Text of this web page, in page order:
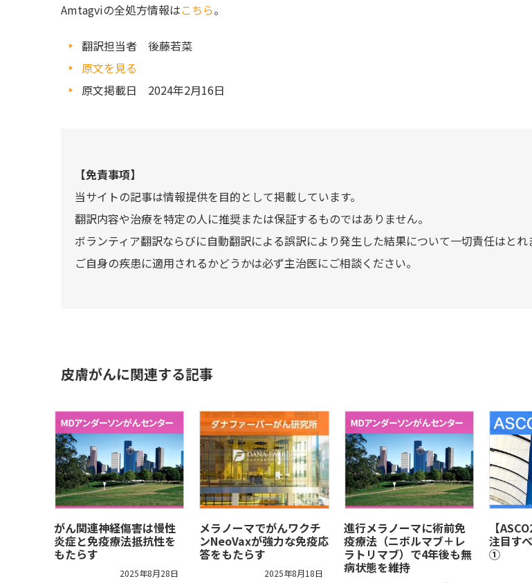
Amtagviの全処方情報はこちら。
翻訳担当者 後藤若菜
原文を見る
原文掲載日 2024年2月16日
【免責事項】
当サイトの記事は情報提供を目的として掲載しています。
翻訳内容や治療を特定の人に推奨または保証するものではありません。
ボランティア翻訳ならびに自動翻訳による誤訳により発生した結果について一切責任はとれ
ご自身の疾患に適用されるかどうかは必ず主治医にご相談ください。
皮膚がんに関連する記事
がん関連神経傷害は慢性
炎症と免疫療法抵抗性を
もたらす
2025年8月28日
メラノーマでがんワクチ
ンNeoVaxが強力な免疫応
答をもたらす
2025年8月18日
進行メラノーマに術前免
疫療法（ニボルマブ＋レ
ラトリマブ）で4年後も無
病状態を維持
【
注目す
①